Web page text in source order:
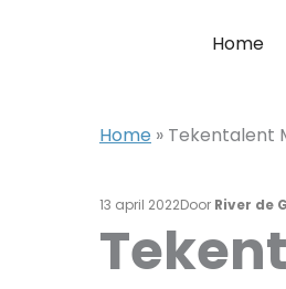
Home
Home » Tekentalent
13 april 2022Door River de